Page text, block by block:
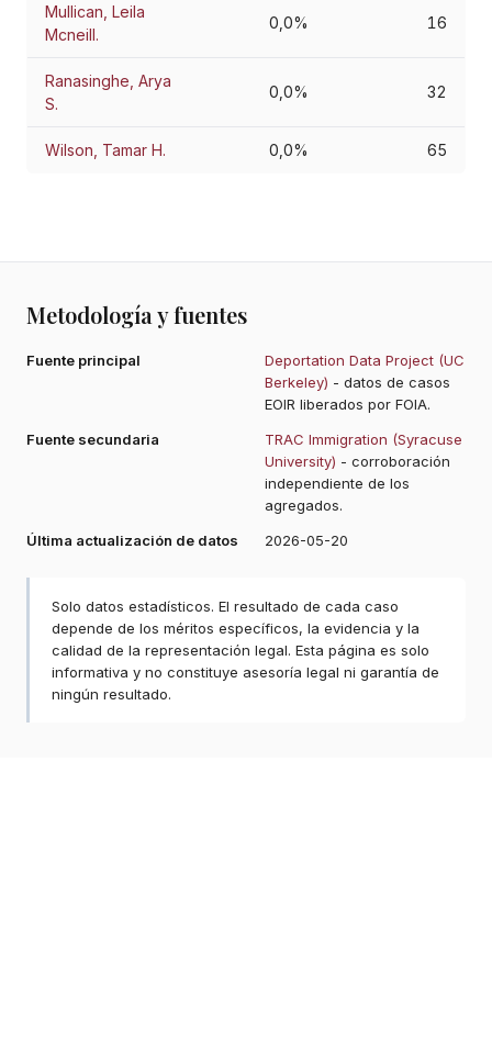
Mullican, Leila
Mcneill.
0,0% 16
Ranasinghe, Arya
S.
0,0% 32
Wilson, Tamar H. 0,0% 65
Metodología y fuentes
Fuente principal
Deportation Data Project (UC
Berkeley) - datos de casos
EOIR liberados por FOIA.
Fuente secundaria
TRAC Immigration (Syracuse
University) - corroboración
independiente de los
agregados.
Última actualización de datos
2026-05-20
Solo datos estadísticos. El resultado de cada caso
depende de los méritos específicos, la evidencia y la
calidad de la representación legal. Esta página es solo
informativa y no constituye asesoría legal ni garantía de
ningún resultado.